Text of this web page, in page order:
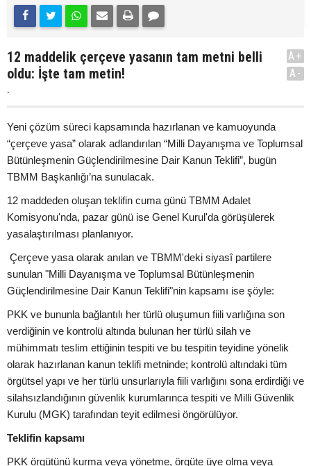
12 maddelik çerçeve yasanın tam metni belli
oldu: İşte tam metin!
.
A+
A-
Yeni çözüm süreci kapsamında hazırlanan ve kamuoyunda
“çerçeve yasa” olarak adlandırılan “Milli Dayanışma ve Toplumsal
Bütünleşmenin Güçlendirilmesine Dair Kanun Teklifi”, bugün
TBMM Başkanlığı’na sunulacak.
12 maddeden oluşan teklifin cuma günü TBMM Adalet
Komisyonu'nda, pazar günü ise Genel Kurul'da görüşülerek
yasalaştırılması planlanıyor.
Çerçeve yasa olarak anılan ve TBMM'deki siyasî partilere
sunulan "Milli Dayanışma ve Toplumsal Bütünleşmenin
Güçlendirilmesine Dair Kanun Teklifi"nin kapsamı ise şöyle:
PKK ve bununla bağlantılı her türlü oluşumun fiili varlığına son
verdiğinin ve kontrolü altında bulunan her türlü silah ve
mühimmatı teslim ettiğinin tespiti ve bu tespitin teyidine yönelik
olarak hazırlanan kanun teklifi metninde; kontrolü altındaki tüm
örgütsel yapı ve her türlü unsurlarıyla fiili varlığını sona erdirdiği ve
silahsızlandığının güvenlik kurumlarınca tespiti ve Milli Güvenlik
Kurulu (MGK) tarafından teyit edilmesi öngörülüyor.
Teklifin kapsamı
PKK örgütünü kurma veya yönetme, örgüte üye olma veya